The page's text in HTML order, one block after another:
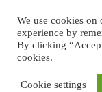
We use cookies
experience by
By clicking
cookies.
Cookie settings